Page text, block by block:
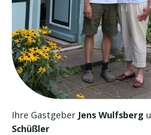
Ihre Gastgeber Jens Wulfsberg
Schüßler